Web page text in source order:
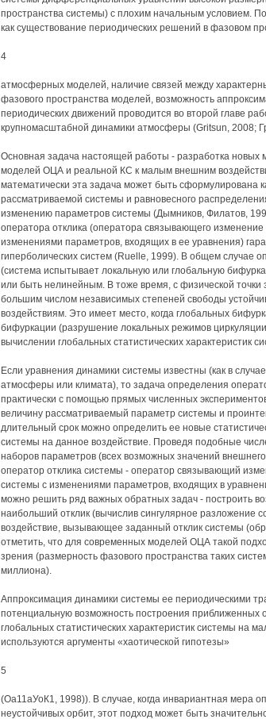
пространства системы) с плохим начальным условием.
как существование периодических решений в фазовом
4
атмосферных моделей, наличие связей между
фазового пространства моделей, возможность
периодических движений проводится во второй главе
крупномасштабной динамики атмосферы (Gritsun, 2008;
Основная задача настоящей работы - разработка новых
моделей ОЦА и реальной КС к малым внешним
математически эта задача может быть сформулирована
рассматриваемой системы и равновесного
изменению параметров системы (Дымников, Филатов,
оператора отклика (оператора связывающего изменение
изменениями параметров, входящих в ее уравнения)
гиперболических систем (Ruelle, 1999). В общем случае
(система испытывает локальную или глобальную
или быть нелинейным. В тоже время, с физической точки
большим числом независимых степеней свободы
воздействиям. Это имеет место, когда глобальных
бифуркации (разрушение локальных режимов
вычислении глобальных статистических характеристик
Если уравнения динамики системы известны (как в
атмосферы или климата), то задача определения
практически с помощью прямых численных
величину рассматриваемый параметр системы и
длительный срок можно определить ее новые
системы на данное воздействие. Проведя подобные
наборов параметров (всех возможных значений
оператор отклика системы - оператор связывающий
системы с изменениями параметров, входящих в
можно решить ряд важных обратных задач - построить
наибольший отклик (вычислив сингулярное разложение
воздействие, вызывающее заданный отклик системы
отметить, что для современных моделей ОЦА такой
зрения (размерность фазового пространства таких
миллиона).
Аппроксимация динамики системы ее периодическими
потенциальную возможность построения приближенных
глобальных статистических характеристик системы на
используются аргументы «хаотической гипотезы»
5
(Оа11аУоК1, 1998)). В случае, когда инвариантная мера
неустойчивых орбит, этот подход может быть